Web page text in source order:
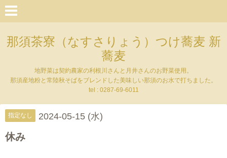
那須茶寮（なすさりょう）つけ蕎麦 新
蕎麦
地野菜は契約農家の利根川さんと月井さんのお野菜使用。
那須産地粉と常陸秋そばをブレンドした美味しい那須のお水で打ちました。
tel : 0287-69-6011
指定なし 2024-05-15 (水)
休み